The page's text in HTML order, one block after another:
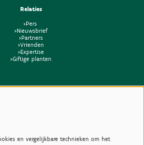
Relaties
>Pers
>Nieuwsbrief
>Partners
>Vrienden
>Expertise
>Giftige planten
en vergelijkbare technieken om het